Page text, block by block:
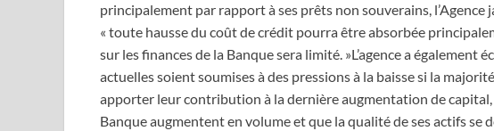
principalement par rapport à ses prêts non souverains,
« toute hausse du coût de crédit pourra être absorbée
sur les finances de la Banque sera limité. »L’agence a
actuelles soient soumises à des pressions à la baisse si la
apporter leur contribution à la dernière augmentation de
Banque augmentent en volume et que la qualité de ses actifs